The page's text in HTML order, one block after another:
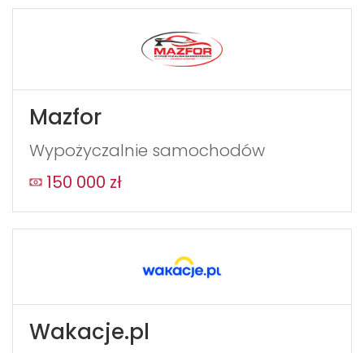
Mazfor
Wypożyczalnie samochodów
150 000 zł
Wakacje.pl